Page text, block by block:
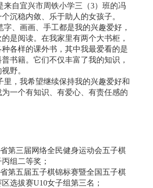
来自宜兴市周铁小学三（3）班的冯
沉稳内敛、乐于助人的女孩子。
字、画画、手工都是我的兴趣爱好，
是阅读。在我家里有两个大书柜，
各样的课外书，其中我最爱看的是
普书籍。它们不仅丰富了我的知识，
野。
里，我希望继续保持我的兴趣爱好和
一个有知识、 有爱心、有责任感的
第三届网络全民健身运动会五子棋
组二等奖；
第五届五子棋锦标赛暨全国五子棋
选拔赛U10女子组第三名；